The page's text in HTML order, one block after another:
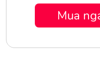
Mua